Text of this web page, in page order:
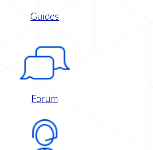
Guides
Forum